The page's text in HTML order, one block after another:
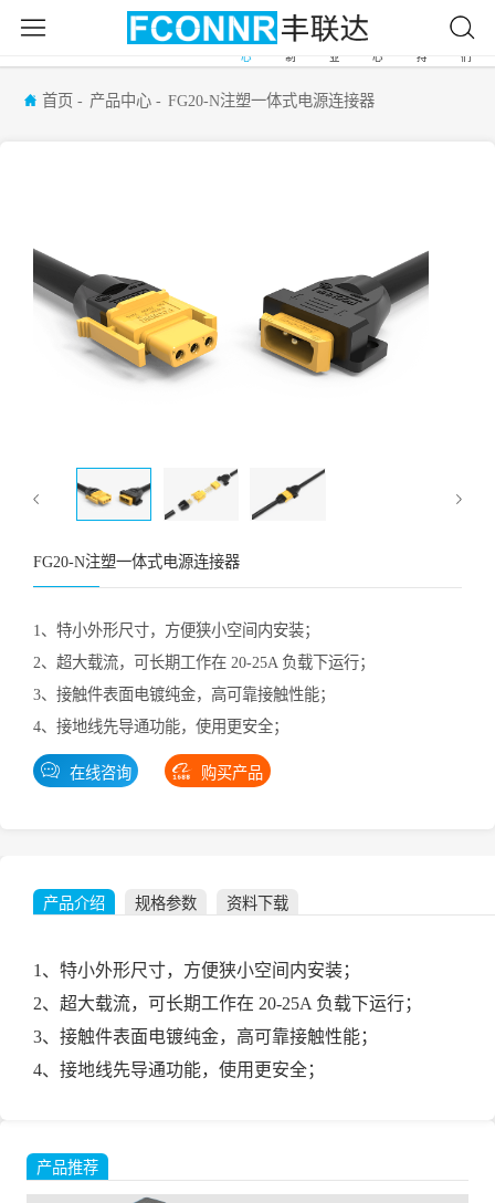
首
页
产
品
中
心
由
定
制
用
行
业
心
持
于
我
们
首页 产品中心 FG20-N注塑一体式电源连接器
FG20-N注塑一体式电源连接器
1、特小外形尺寸，方便狭小空间内安装；
2、超大载流，可长期工作在 20-25A 负载下运行；
3、接触件表面电镀纯金，高可靠接触性能；
4、接地线先导通功能，使用更安全；
在线咨询 购买产品
产品介绍 规格参数 资料下载
1、特小外形尺寸，方便狭小空间内安装；
2、超大载流，可长期工作在 20-25A 负载下运行；
3、接触件表面电镀纯金，高可靠接触性能；
4、接地线先导通功能，使用更安全；
产品推荐